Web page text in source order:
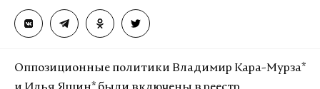
Оппозиционные политики Владимир Кара-Мурза*